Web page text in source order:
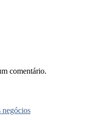
comentário.